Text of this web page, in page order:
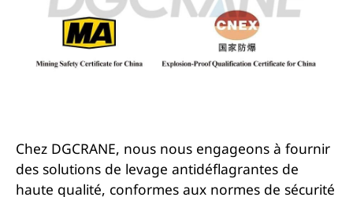
Chez DGCRANE, nous nous engageons à fournir
des solutions de levage antidéflagrantes de
haute qualité, conformes aux normes de sécurité